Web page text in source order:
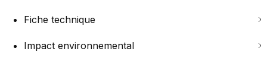
Fiche technique
Impact environnemental